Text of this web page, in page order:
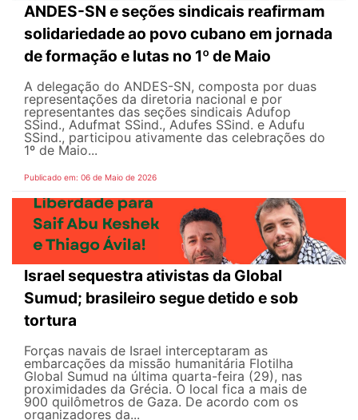
ANDES-SN e seções sindicais reafirmam
solidariedade ao povo cubano em jornada
de formação e lutas no 1º de Maio
A delegação do ANDES-SN, composta por duas
representações da diretoria nacional e por
representantes das seções sindicais Adufop
SSind., Adufmat SSind., Adufes SSind. e Adufu
SSind., participou ativamente das celebrações do
1º de Maio...
Publicado em: 06 de Maio de 2026
Israel sequestra ativistas da Global
Sumud; brasileiro segue detido e sob
tortura
Forças navais de Israel interceptaram as
embarcações da missão humanitária Flotilha
Global Sumud na última quarta-feira (29), nas
proximidades da Grécia. O local fica a mais de
900 quilômetros de Gaza. De acordo com os
organizadores da...